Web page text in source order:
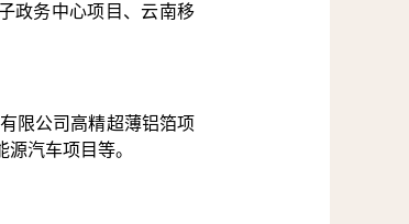
政务中心项目、云南移
限公司高精超薄铝箔项
汽车项目等。